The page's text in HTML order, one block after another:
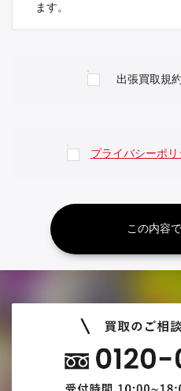
ます。
スをご利用されるお客様の
裏面含む）
④住民票の写し（コピーで
ヶ月以内、本籍・個人番号
いもの）
(身分証明書)、会社の登記事
書（いずれの場合でも発行
ります。）が必要となりま
立会いする場合は会社から
出張買取規
1プライバシーポリ
この内容